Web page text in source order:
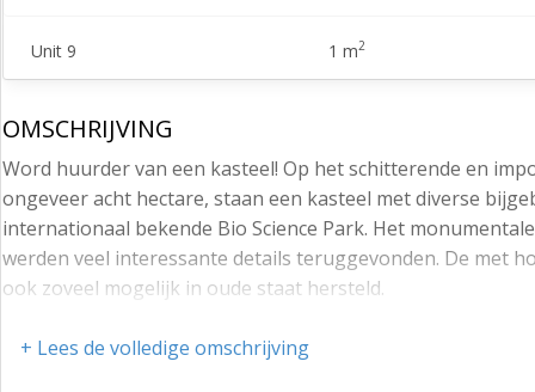
Unit 9 1 m2
OMSCHRIJVING
Word huurder van een kasteel! Op het schitterende en
ongeveer acht hectare, staan een kasteel met diverse
internationaal bekende Bio Science Park. Het
werden veel interessante details teruggevonden. De met
ook zoveel mogelijk in oude staat hersteld.
+ Lees de volledige omschrijving